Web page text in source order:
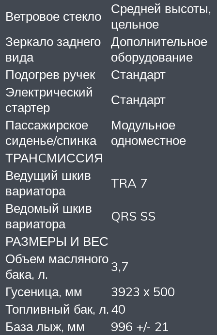
Ветровое стекло
Средней высоты,
цельное
Зеркало заднего
вида
Дополнительное
оборудование
Подогрев ручек
Стандарт
Электрический
стартер
Стандарт
Пассажирское
сиденье/спинка
Модульное
одноместное
ТРАНCМИССИЯ
Ведущий шкив
вариатора
TRA 7
Ведомый шкив
вариатора
QRS SS
РАЗМЕРЫ И ВЕС
Объем масляного
бака, л.
3,7
Гусеница, мм
3923 х 500
Топливный бак, л. 40
База лыж, мм
996 +/- 21